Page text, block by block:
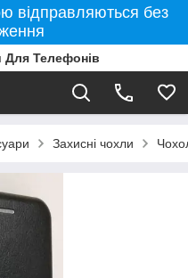
відправляються без
Для Телефонів
Захисні чохли